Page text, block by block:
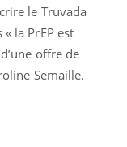
le Truvada
la PrEP est
offre de
Semaille.